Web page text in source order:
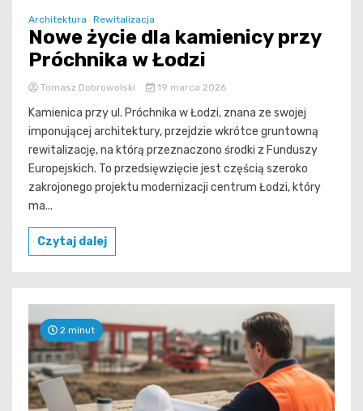
Architektura Rewitalizacja
Nowe życie dla kamienicy przy
Próchnika w Łodzi
Tomasz Dobrowolski 19 marca 2026
Kamienica przy ul. Próchnika w Łodzi, znana ze swojej
imponującej architektury, przejdzie wkrótce gruntowną
rewitalizację, na którą przeznaczono środki z Funduszy
Europejskich. To przedsięwzięcie jest częścią szeroko
zakrojonego projektu modernizacji centrum Łodzi, który
ma...
Czytaj dalej
2 minut